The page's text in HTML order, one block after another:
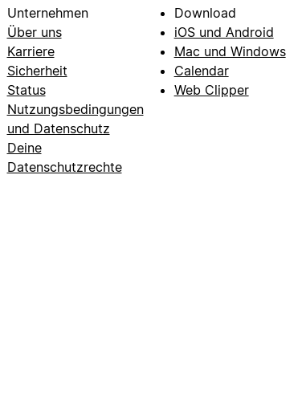
Unternehmen
Über uns
Karriere
Sicherheit
Status
Nutzungsbedingungen
und Datenschutz
Deine
Datenschutzrechte
Download
iOS und Android
Mac und Windows
Calendar
Web Clipper